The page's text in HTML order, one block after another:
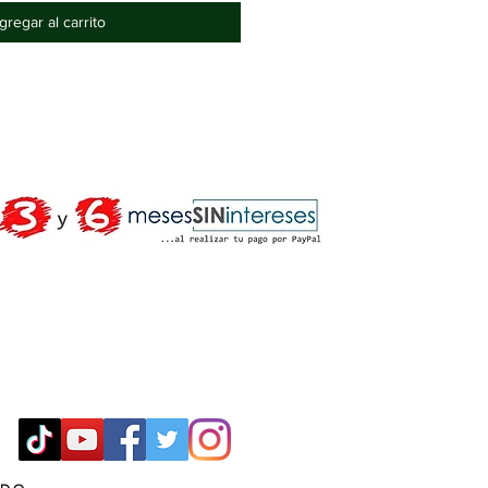
al carrito